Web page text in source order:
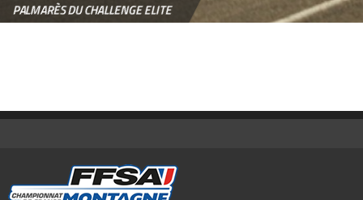
PALMARÈS DU CHALLENGE ELITE